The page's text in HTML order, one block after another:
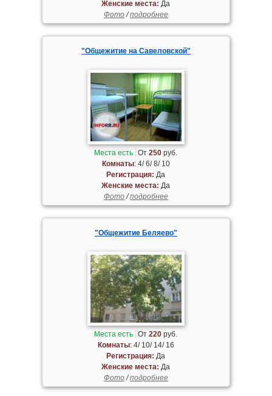
Женские места: Да
Фото/подробнее
"Общежитие на Савеловской"
Места есть От250 руб.
Комнаты: 4/ 6/ 8/ 10
Регистрация: Да
Женские места: Да
Фото/подробнее
"Общежитие Беляево"
Места есть От220 руб.
Комнаты: 4/ 10/ 14/ 16
Регистрация: Да
Женские места: Да
Фото/подробнее